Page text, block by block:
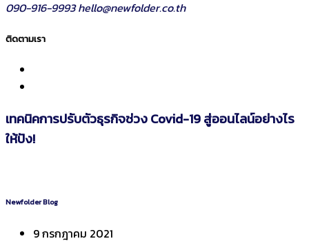
090-916-9993hello@newfolder.co.th
ติดตามเรา
เทคนิคการปรับตัวธุรกิจช่วง Covid-19 สู่ออนไลน์อย่างไร
ให้ปัง!
Newfolder Blog
9 กรกฎาคม 2021